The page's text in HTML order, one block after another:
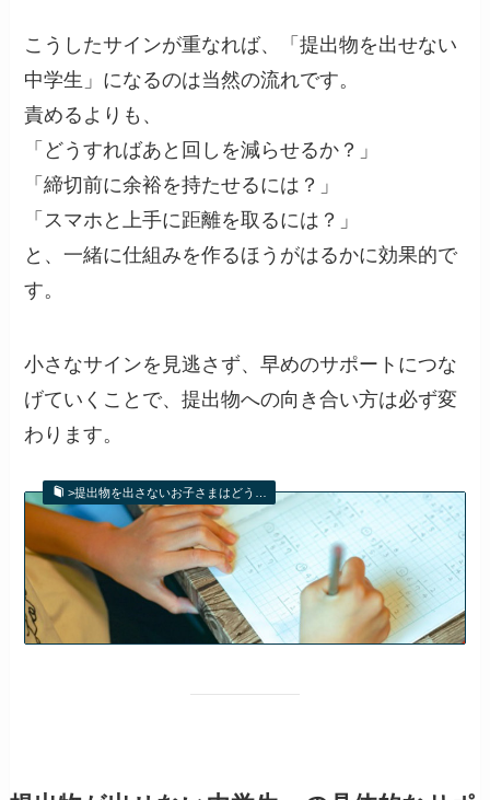
こうしたサインが重なれば、「提出物を出せない
中学生」になるのは当然の流れです。
責めるよりも、
「どうすればあと回しを減らせるか？」
「締切前に余裕を持たせるには？」
「スマホと上手に距離を取るには？」
と、一緒に仕組みを作るほうがはるかに効果的で
す。
小さなサインを見逃さず、早めのサポートにつな
げていくことで、提出物への向き合い方は必ず変
わります。
>提出物を出さないお子さまはどう…
提出物を出さないお子さまはどう
注意すべき？成績や内申点への影
響も解説 | 明光プラス